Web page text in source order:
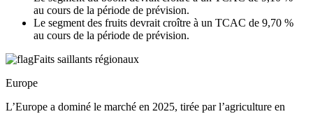
au cours de la période de prévision.
Le segment des fruits devrait croître à un TCAC de 9,70 %
au cours de la période de prévision.
Faits saillants régionaux
Europe
L’Europe a dominé le marché en 2025, tirée par l’agriculture en